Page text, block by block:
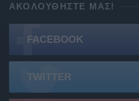
ΑΚΟΛΟΥΘΉΣΤΕ ΜΑΣ!
FACEBOOK
TWITTER